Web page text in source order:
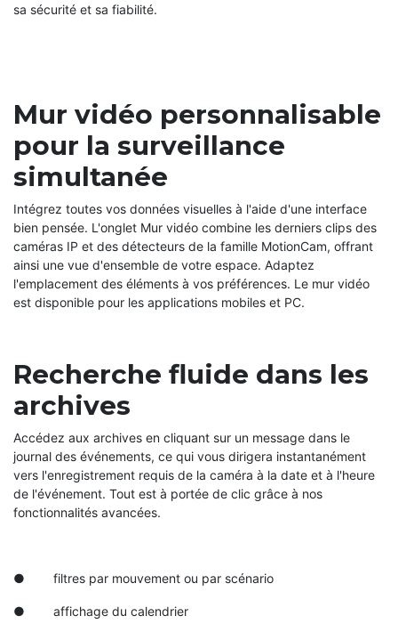
sa sécurité et sa fiabilité.
Mur vidéo personnalisable
pour la surveillance
simultanée
Intégrez toutes vos données visuelles à l'aide d'une interface
bien pensée. L'onglet Mur vidéo combine les derniers clips des
caméras IP et des détecteurs de la famille MotionCam, offrant
ainsi une vue d'ensemble de votre espace. Adaptez
l'emplacement des éléments à vos préférences. Le mur vidéo
est disponible pour les applications mobiles et PC.
Recherche fluide dans les
archives
Accédez aux archives en cliquant sur un message dans le
journal des événements, ce qui vous dirigera instantanément
vers l'enregistrement requis de la caméra à la date et à l'heure
de l'événement. Tout est à portée de clic grâce à nos
fonctionnalités avancées.
● filtres par mouvement ou par scénario
● affichage du calendrier